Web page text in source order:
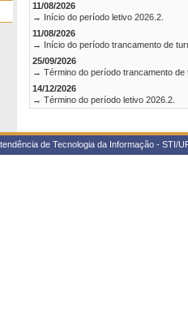
11/08/2026
→ Início do período letivo 2026.2.
11/08/2026
→ Início do período trancamento de
25/09/2026
→ Término do período trancamento de
14/12/2026
→ Término do período letivo 2026.2.
de Tecnologia da Informação - STI/